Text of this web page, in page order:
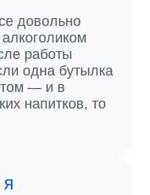
довольно
работы
одна бутылка
— и в
напитков, то